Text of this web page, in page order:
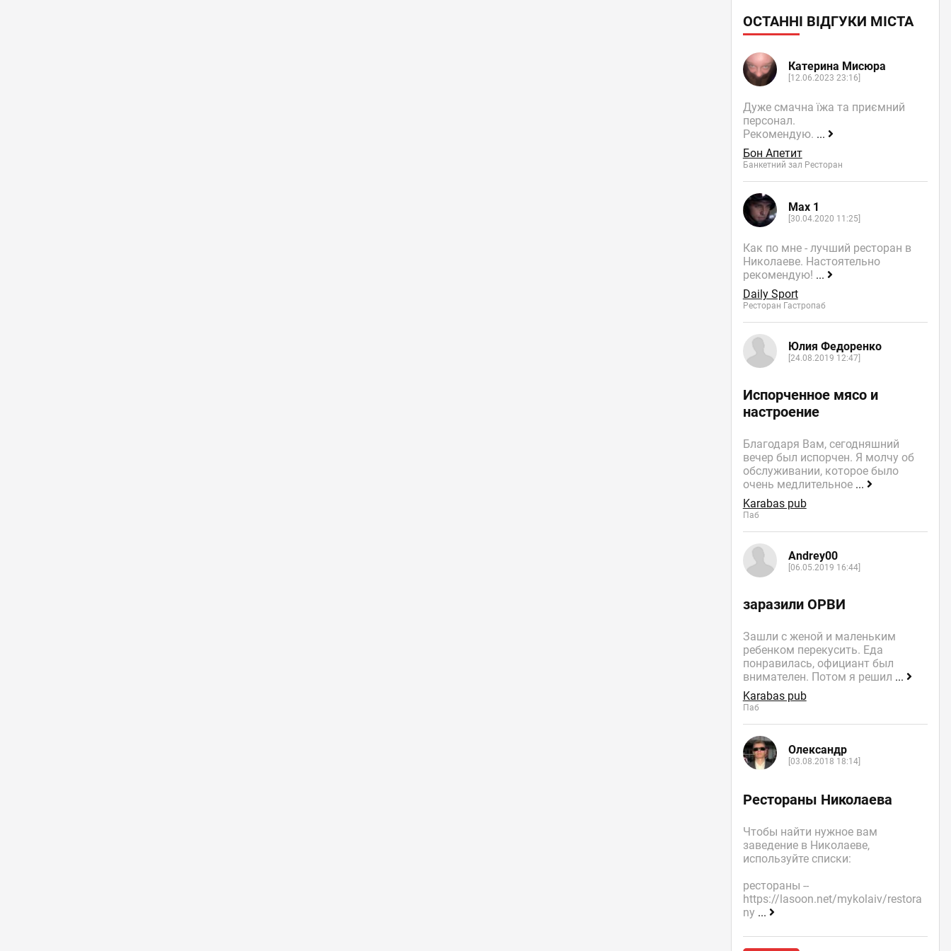
ОСТАННІ ВІДГУКИ МІСТА
Катерина Мисюра
[12.06.2023 23:16]
Дуже смачна їжа та приємний
персонал.
Рекомендую. ...
Бон Апетит
Банкетний зал Ресторан
Max 1
[30.04.2020 11:25]
Как по мне - лучший ресторан в
Николаеве. Настоятельно
рекомендую! ...
Daily Sport
Ресторан Гастропаб
Юлия Федоренко
[24.08.2019 12:47]
Испорченное мясо и
настроение
Благодаря Вам, сегодняшний
вечер был испорчен. Я молчу об
обслуживании, которое было
очень медлительное ...
Karabas pub
Паб
Andrey00
[06.05.2019 16:44]
заразили ОРВИ
Зашли с женой и маленьким
ребенком перекусить. Еда
понравилась, официант был
внимателен. Потом я решил ...
Karabas pub
Паб
Олександр
[03.08.2018 18:14]
Рестораны Николаева
Чтобы найти нужное вам
заведение в Николаеве,
используйте списки:
рестораны --
https://lasoon.net/mykolaiv/restora
ny ...